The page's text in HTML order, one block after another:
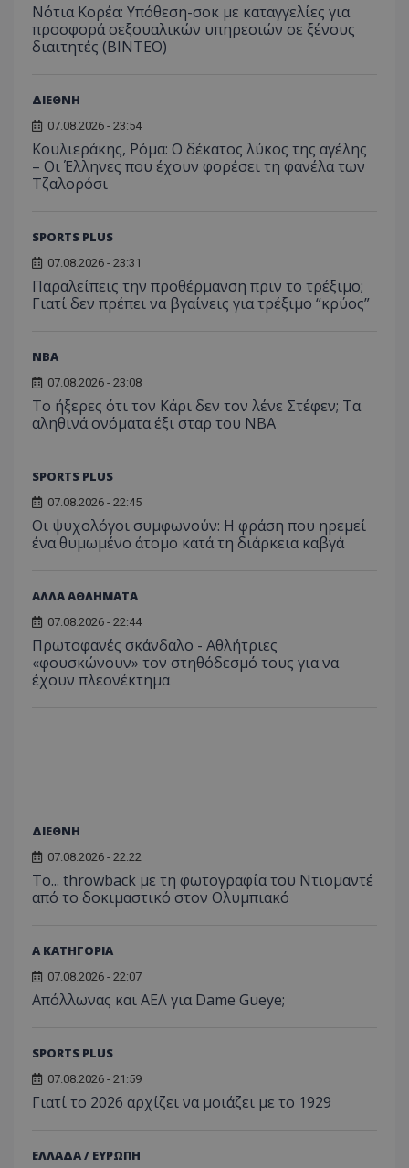
Νότια Κορέα: Υπόθεση-σοκ με καταγγελίες για
προσφορά σεξουαλικών υπηρεσιών σε ξένους
διαιτητές (BINTEO)
ΔΙΕΘΝΗ
07.08.2026 - 23:54
Κουλιεράκης, Ρόμα: Ο δέκατος λύκος της αγέλης
– Οι Έλληνες που έχουν φορέσει τη φανέλα των
Τζαλορόσι
SPORTS PLUS
07.08.2026 - 23:31
Παραλείπεις την προθέρμανση πριν το τρέξιμο;
Γιατί δεν πρέπει να βγαίνεις για τρέξιμο “κρύος”
NBA
07.08.2026 - 23:08
Το ήξερες ότι τον Κάρι δεν τον λένε Στέφεν; Τα
αληθινά ονόματα έξι σταρ του NBA
SPORTS PLUS
07.08.2026 - 22:45
Οι ψυχολόγοι συμφωνούν: Η φράση που ηρεμεί
ένα θυμωμένο άτομο κατά τη διάρκεια καβγά
ΑΛΛΑ ΑΘΛΗΜΑΤΑ
07.08.2026 - 22:44
Πρωτοφανές σκάνδαλο - Aθλήτριες
«φουσκώνουν» τον στηθόδεσμό τους για να
έχουν πλεονέκτημα
ΔΙΕΘΝΗ
07.08.2026 - 22:22
Το... throwback με τη φωτογραφία του Ντιομαντέ
από το δοκιμαστικό στον Ολυμπιακό
Α ΚΑΤΗΓΟΡΙΑ
07.08.2026 - 22:07
Απόλλωνας και ΑΕΛ για Dame Gueye;
SPORTS PLUS
07.08.2026 - 21:59
Γιατί το 2026 αρχίζει να μοιάζει με το 1929
ΕΛΛΑΔΑ / ΕΥΡΩΠΗ